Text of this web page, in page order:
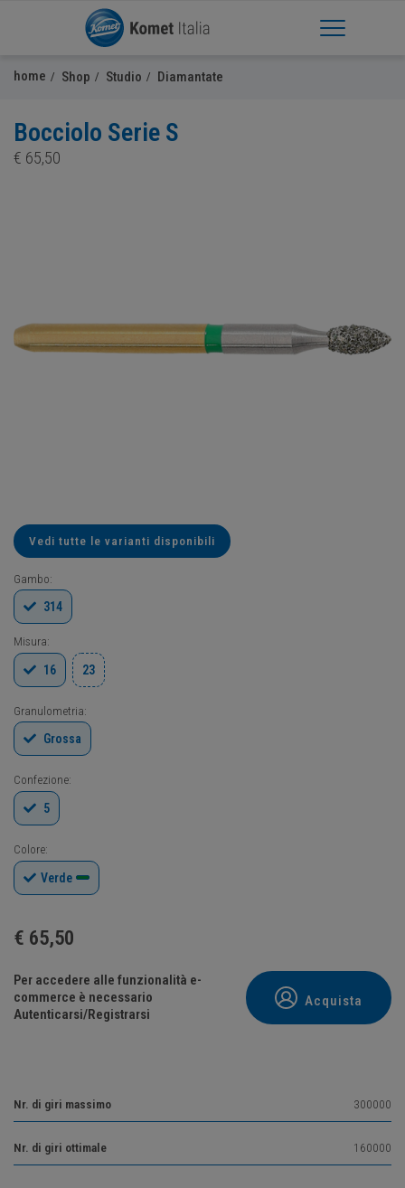
Apri Menu
home Shop Studio Diamantate
Bocciolo Serie S
€ 65,50
Vedi tutte le varianti disponibili
Gambo:
314
Misura:
16
23
Granulometria:
Grossa
Confezione:
5
Colore:
Verde
€ 65,50
Per accedere alle funzionalità e-
commerce è necessario
Autenticarsi/Registrarsi
Acquista
Nr. di giri massimo 300000
Nr. di giri ottimale 160000